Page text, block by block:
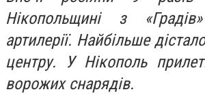
Нікопольщині з
артилерії. Найбільше
центру. У Нікополь
ворожих снарядів.